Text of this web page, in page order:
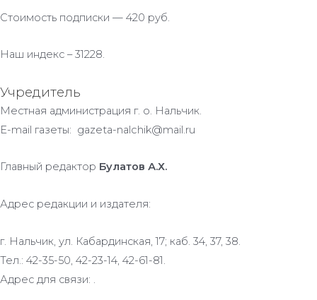
Стоимость подписки — 420 руб.
Наш индекс – 31228.
Учредитель
Местная администрация г. о. Нальчик.
E-mail газеты: gazeta-nalchik@mail.ru
Главный редактор Булатов А.Х.
Адрес редакции и издателя:
г. Нальчик, ул. Кабардинская, 17; каб. 34, 37, 38.
Тел.: 42-35-50, 42-23-14, 42-61-81.
Адрес для связи: .